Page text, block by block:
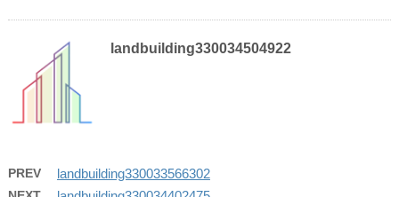
landbuilding330034504922
PREV landbuilding330033566302